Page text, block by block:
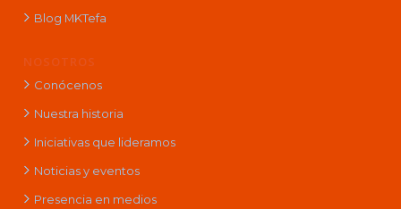
Blog MKTefa
NOSOTROS
Conócenos
Nuestra historia
Iniciativas que lideramos
Noticias y eventos
Presencia en medios